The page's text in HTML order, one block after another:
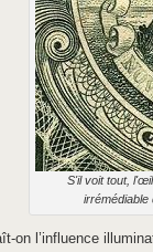
S'il voit tout,
irrémédiable
on l’influence